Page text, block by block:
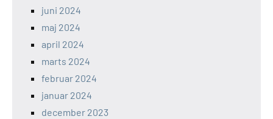
juni 2024
maj 2024
april 2024
marts 2024
februar 2024
januar 2024
december 2023